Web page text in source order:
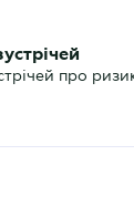
про